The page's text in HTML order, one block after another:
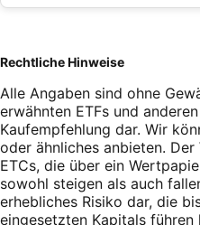
Rechtliche Hinweise
Alle Angaben sind ohne
erwähnten ETFs und
Kaufempfehlung dar. Wir
oder ähnliches anbieten.
ETCs, die über ein
sowohl steigen als auch
erhebliches Risiko dar, die
eingesetzten Kapitals